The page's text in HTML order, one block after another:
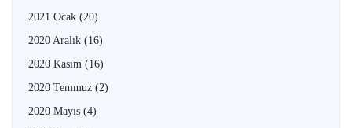
2021 Ocak (20)
2020 Aralık (16)
2020 Kasım (16)
2020 Temmuz (2)
2020 Mayıs (4)